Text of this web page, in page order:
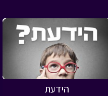
הידעת